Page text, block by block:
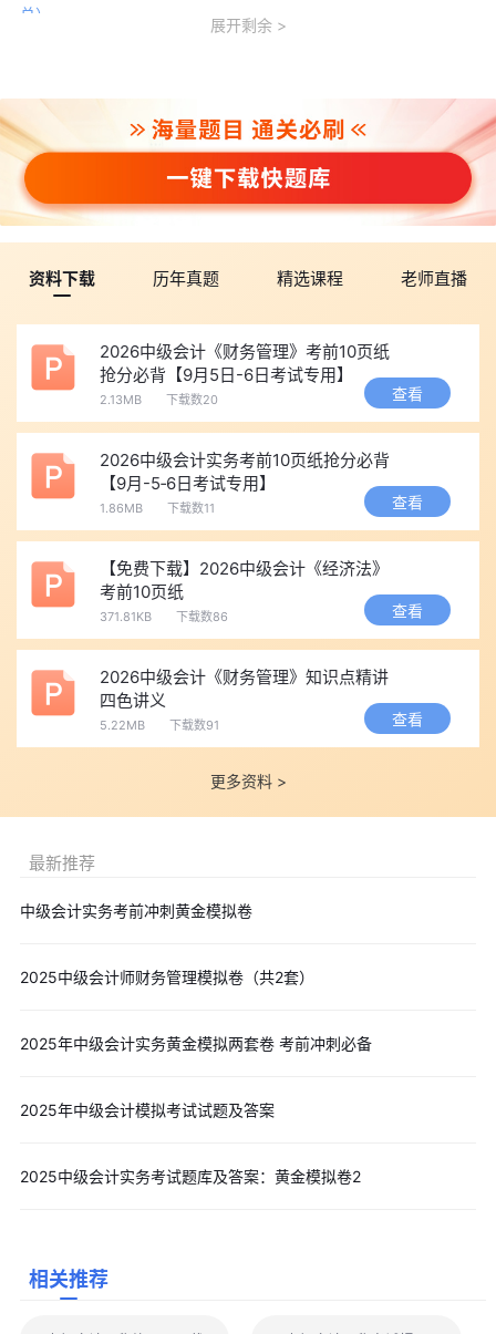
总）
4.点击免费下载
5.点击免费下载>>>中级会计考试历年真题汇总
以上就是小编为大家整理的关于“考前必做！2025年中级会计
财务管理黄金模拟卷2”的相关内容，在各位考生备考期间我们还为
类报考指南等精华资料，大家可以点击文末的【免费下载】免费获
取，希望能够助力大家顺利通过中级会计考试。
展开剩余
资料下载 历年真题 精选课程 老师直播
2026中级会计《财务管理》考前10页纸
抢分必背【9月5日-6日考试专用】
2.13MB 下载数20 查看
2026中级会计实务考前10页纸抢分必背
【9月-5‑6日考试专用】
1.86MB 下载数11 查看
【免费下载】2026中级会计《经济法》
考前10页纸
371.81KB 下载数86 查看
2026中级会计《财务管理》知识点精讲
四色讲义
5.22MB 下载数91 查看
更多资料 >
最新推荐
中级会计实务考前冲刺黄金模拟卷
2025中级会计师财务管理模拟卷（共2套）
2025年中级会计实务黄金模拟两套卷 考前冲刺必备
2025年中级会计模拟考试试题及答案
2025中级会计实务考试题库及答案：黄金模拟卷2
相关推荐